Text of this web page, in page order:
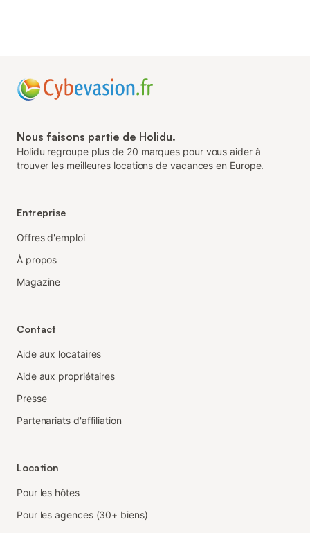
Nous faisons partie de Holidu.
Holidu regroupe plus de 20 marques pour vous aider à
trouver les meilleures locations de vacances en Europe.
Entreprise
Offres d'emploi
À propos
Magazine
Contact
Aide aux locataires
Aide aux propriétaires
Presse
Partenariats d'affiliation
Location
Pour les hôtes
Pour les agences (30+ biens)